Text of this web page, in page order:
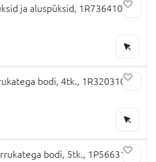
ja aluspüksid, 1R736410 69-
bodi, 4tk., 1R320310
bodi, 5tk., 1P566310